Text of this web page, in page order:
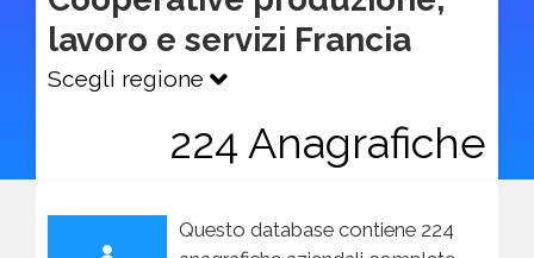
lavoro e servizi Francia
Scegli regione
224 Anagrafiche
Questo database contiene 224